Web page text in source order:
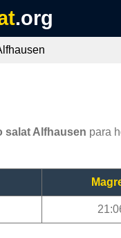
.org
salat Alfhausen para